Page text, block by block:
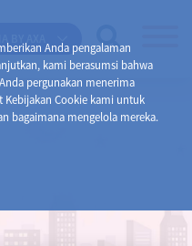
Anda pengalaman
kami berasumsi bahwa
pergunakan menerima
Kebijakan Cookie kami untuk
bagaimana mengelola mereka.